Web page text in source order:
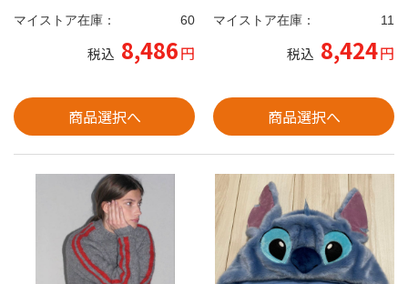
マイストア在庫： 60
税込 8,486円
商品選択へ
マイストア在庫： 11
税込 8,424円
商品選択へ